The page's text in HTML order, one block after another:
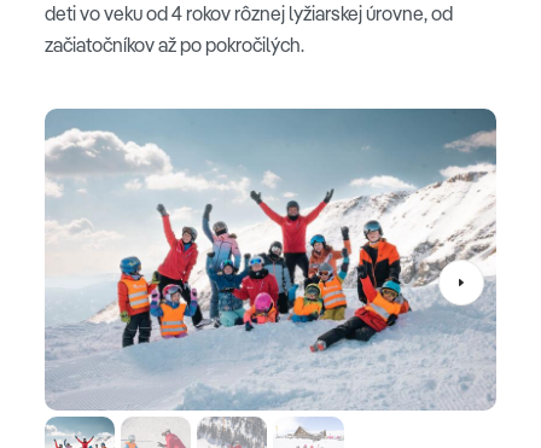
deti vo veku od 4 rokov rôznej lyžiarskej úrovne, od
začiatočníkov až po pokročilých.